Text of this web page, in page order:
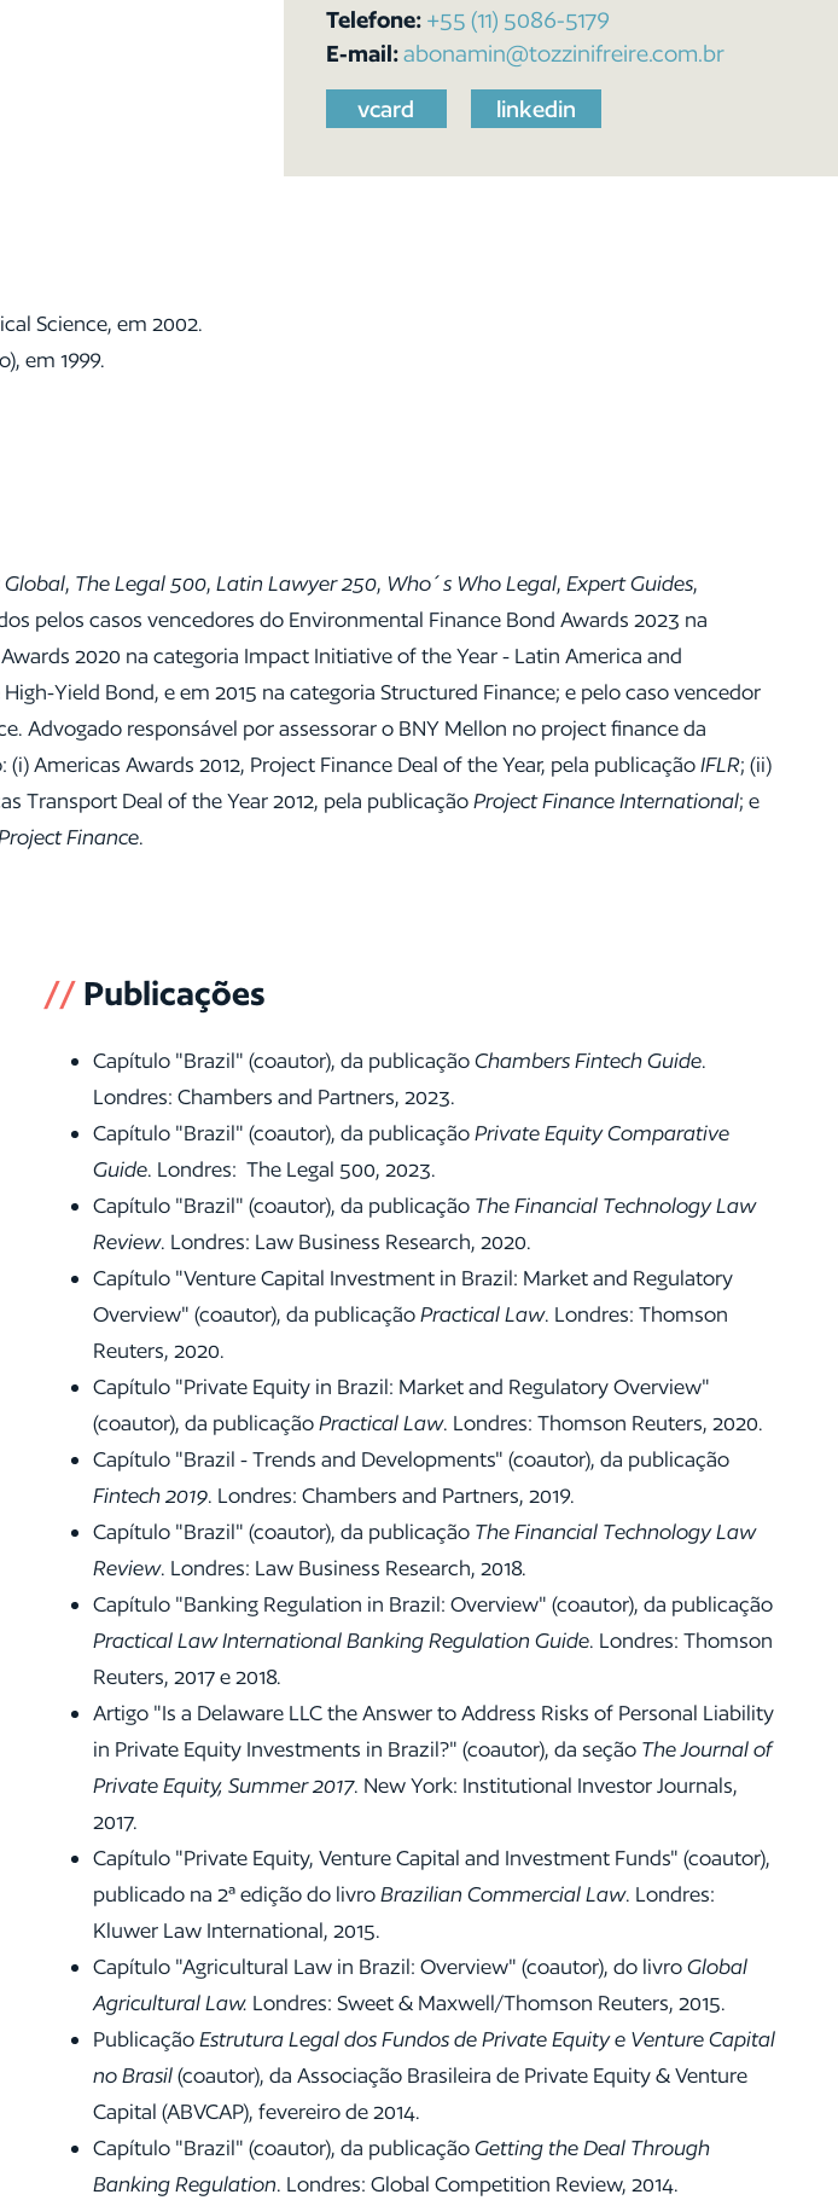
Telefone: +55 (11) 5086-5179
E-mail:abonamin@tozzinifreire.com.br
vcard linkedin
Science, em 2002.
em 1999.
, The Legal 500, Latin Lawyer 250, Who´s Who Legal, Expert Guides,
pelos casos vencedores do Environmental Finance Bond Awards 2023 na
2020 na categoria Impact Initiative of the Year - Latin America and
Yield Bond, e em 2015 na categoria Structured Finance; e pelo caso vencedor
Advogado responsável por assessorar o BNY Mellon no project finance da
Americas Awards 2012, Project Finance Deal of the Year, pela publicaçãoIFLR; (ii)
Transport Deal of the Year 2012, pela publicaçãoProject Finance International; e
Finance.
// Publicações
Capítulo "Brazil" (coautor), da publicaçãoChambers Fintech Guide.
Londres: Chambers and Partners, 2023.
Capítulo "Brazil" (coautor), da publicaçãoPrivate Equity Comparative
Guide. Londres: The Legal 500, 2023.
Capítulo "Brazil" (coautor), da publicação The Financial Technology Law
Review. Londres: Law Business Research, 2020.
Capítulo "Venture Capital Investment in Brazil: Market and Regulatory
Overview" (coautor), da publicaçãoPractical Law. Londres: Thomson
Reuters, 2020.
Capítulo "Private Equity in Brazil: Market and Regulatory Overview"
(coautor), da publicaçãoPractical Law. Londres: Thomson Reuters, 2020.
Capítulo "Brazil - Trends and Developments" (coautor), da publicação
Fintech 2019. Londres: Chambers and Partners, 2019.
Capítulo "Brazil" (coautor), da publicação The Financial Technology Law
Review. Londres: Law Business Research, 2018.
Capítulo "Banking Regulation in Brazil: Overview" (coautor), da publicação
Practical Law International Banking Regulation Guide. Londres: Thomson
Reuters, 2017 e 2018.
Artigo "Is a Delaware LLC the Answer to Address Risks of Personal Liability
in Private Equity Investments in Brazil?" (coautor), da seção The Journal of
Private Equity, Summer 2017. New York: Institutional Investor Journals,
2017.
Capítulo "Private Equity, Venture Capital and Investment Funds" (coautor),
publicado na 2ª edição do livroBrazilian Commercial Law. Londres:
Kluwer Law International, 2015.
Capítulo "Agricultural Law in Brazil: Overview" (coautor), do livroGlobal
Agricultural Law. Londres: Sweet & Maxwell/Thomson Reuters, 2015.
PublicaçãoEstrutura Legal dos Fundos de Private Equity e Venture Capital
no Brasil(coautor), da Associação Brasileira de Private Equity & Venture
Capital (ABVCAP), fevereiro de 2014.
Capítulo "Brazil" (coautor), da publicaçãoGetting the Deal Through
Banking Regulation. Londres: Global Competition Review, 2014.